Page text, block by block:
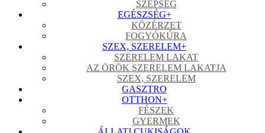
SZÉPSÉG
EGÉSZSÉG+
KÖZÉRZET
FOGYÓKÚRA
SZEX, SZERELEM+
SZERELEM LAKAT
AZ ÖRÖK SZERELEM LAKATJA
SZEX, SZERELEM
GASZTRO
OTTHON+
FÉSZEK
GYERMEK